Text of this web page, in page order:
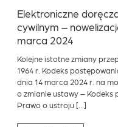
Elektroniczne
cywilnym –
marca 2024
Kolejne istotne zmiany
1964 r. Kodeks
dnia 14 marca 2024 r. na
o zmianie ustawy –
Prawo o ustroju […]